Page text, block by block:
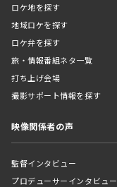
ロケ地を探す
地域ロケを探す
ロケ弁を探す
旅・情報番組ネタ一覧
打ち上げ会場
撮影サポート情報を探す
映像関係者の声
監督インタビュー
プロデューサーインタビュー